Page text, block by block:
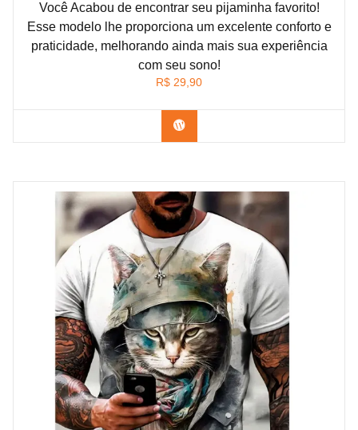
Você Acabou de encontrar seu pijaminha favorito!
Esse modelo lhe proporciona um excelente conforto e
praticidade, melhorando ainda mais sua experiência
com seu sono!
R$ 29,90
Confira na Shopee